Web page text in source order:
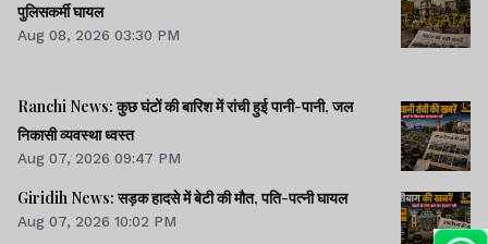
पुलिसकर्मी घायल
Aug 08, 2026 03:30 PM
Ranchi News: कुछ घंटों की बारिश में रांची हुई पानी-पानी, जल
निकासी व्यवस्था ध्वस्त
Aug 07, 2026 09:47 PM
Giridih News: सड़क हादसे में बेटी की मौत, पति-पत्नी घायल
Aug 07, 2026 10:02 PM